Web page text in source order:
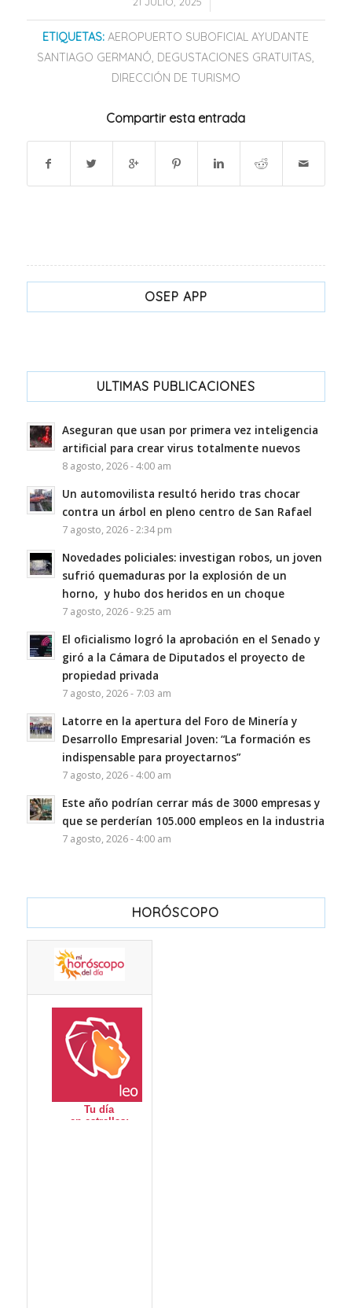
ETIQUETAS: AEROPUERTO SUBOFICIAL AYUDANTE
SANTIAGO GERMANÓ, DEGUSTACIONES GRATUITAS,
DIRECCIÓN DE TURISMO
Compartir esta entrada
OSEP APP
ULTIMAS PUBLICACIONES
Aseguran que usan por primera vez inteligencia
artificial para crear virus totalmente nuevos
8 agosto, 2026 - 4:00 am
Un automovilista resultó herido tras chocar
contra un árbol en pleno centro de San Rafael
7 agosto, 2026 - 2:34 pm
Novedades policiales: investigan robos, un joven
sufrió quemaduras por la explosión de un
horno, y hubo dos heridos en un choque
7 agosto, 2026 - 9:25 am
El oficialismo logró la aprobación en el Senado y
giró a la Cámara de Diputados el proyecto de
propiedad privada
7 agosto, 2026 - 7:03 am
Latorre en la apertura del Foro de Minería y
Desarrollo Empresarial Joven: “La formación es
indispensable para proyectarnos”
7 agosto, 2026 - 4:00 am
Este año podrían cerrar más de 3000 empresas y
que se perderían 105.000 empleos en la industria
7 agosto, 2026 - 4:00 am
HORÓSCOPO